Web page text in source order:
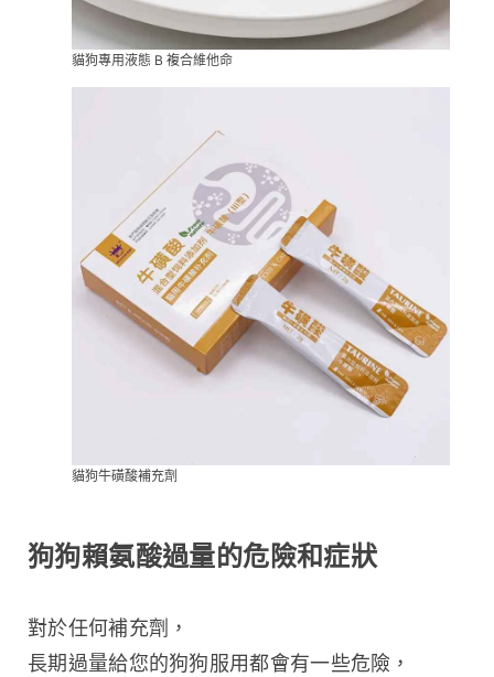
貓狗專用液態 B 複合維他命
貓狗牛磺酸補充劑
狗狗賴氨酸過量的危險和症狀
對於任何補充劑，
長期過量給您的狗狗服用都會有一些危險，